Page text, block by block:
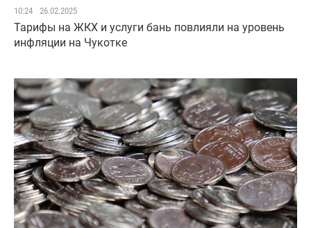
10:24 26.02.2025
Тарифы на ЖКХ и услуги бань повлияли на уровень
инфляции на Чукотке